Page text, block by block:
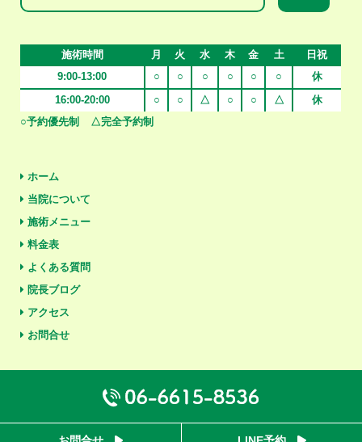
施術時間 月 火 水 木 金 土
日祝
9:00-13:00
○ ○ ○ ○ ○ ○ 休
16:00-20:00 ○ ○ △ ○ ○ △
休
○予約優先制
△完全予約制
ホーム
当院について
施術メニュー
料金表
よくある質問
院長ブログ
アクセス
お問合せ
Copyright(C) ふしぎの森鍼灸整骨院 . All Rights Reserved.